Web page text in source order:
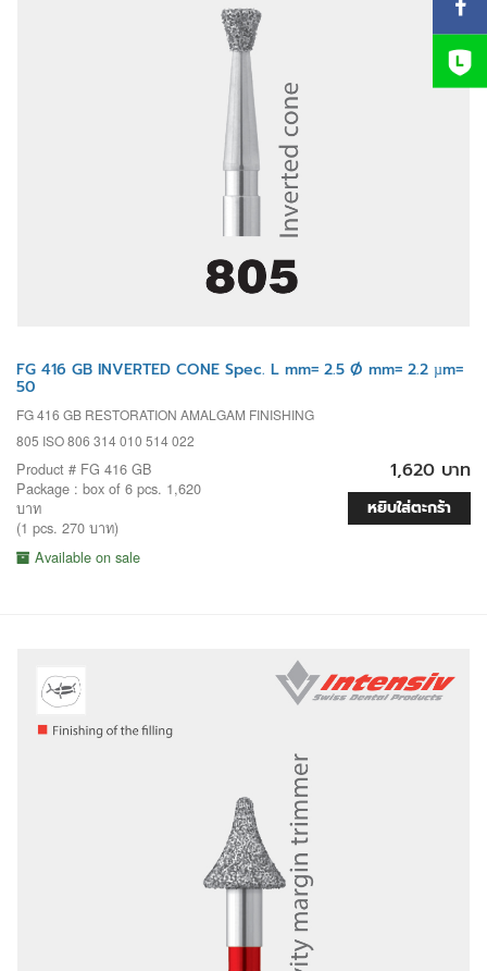
FG 416 GB INVERTED CONE Spec. L mm= 2.5 Ø mm= 2.2 µm=
50
FG 416 GB RESTORATION AMALGAM FINISHING
805 ISO 806 314 010 514 022
Product # FG 416 GB
Package : box of 6 pcs. 1,620
บาท
(1 pcs. 270 บาท)
Available on sale
1,620 บาท
หยิบใส่ตะกร้า